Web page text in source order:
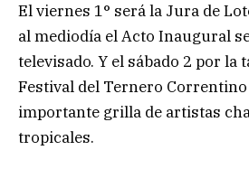
El viernes 1° será la Jura de
al mediodía el Acto Inaugural
televisado. Y el sábado 2 por la
Festival del Ternero
importante grilla de artistas
tropicales.